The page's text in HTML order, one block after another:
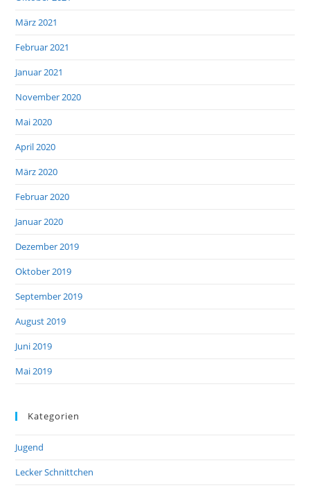
März 2021
Februar 2021
Januar 2021
November 2020
Mai 2020
April 2020
März 2020
Februar 2020
Januar 2020
Dezember 2019
Oktober 2019
September 2019
August 2019
Juni 2019
Mai 2019
Kategorien
Jugend
Lecker Schnittchen